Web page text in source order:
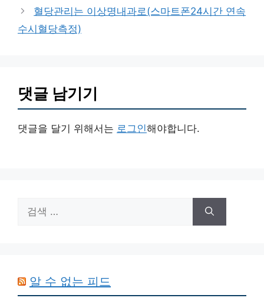
리
혈당관리는 이상명내과로(스마트폰24시간 연속
수시혈당측정)
댓글 남기기
댓글을 달기 위해서는 로그인해야합니다.
색:
알 수 없는 피드